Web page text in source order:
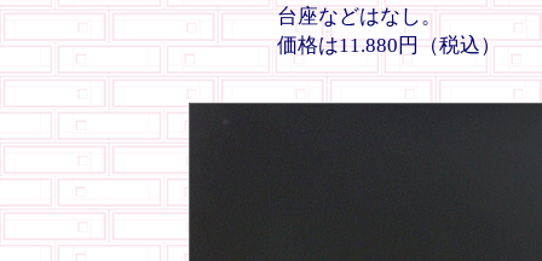
台座などはなし。
価格は11.880円（税込）